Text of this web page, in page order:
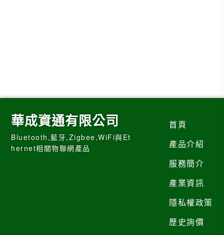
華成資通有限公司
Bluetooth,藍牙,Zigbee,WiFi與Et
hernet相關物聯網產品
首頁
產品介紹
服務簡介
產業資訊
隱私權政策
歷史詢價